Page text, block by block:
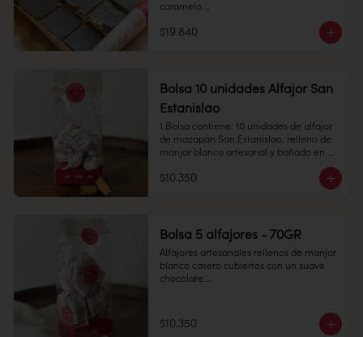
caramelo.
36 unidades
humedad.
$19.840
Bolsa 10 unidades Alfajor San
Estanislao
1 Bolsa contiene: 10 unidades de alfajor
de mazapán San Estanislao, relleno de
manjar blanco artesanal y bañado en
Conservación: Mantener sellado en un
Duración: 30 días.
$10.350
Bolsa 5 alfajores - 70GR
Alfajores artesanales rellenos de manjar
blanco casero cubiertos con un suave
chocolate.
Conservación: Mantener refrigeradas
entre 4°C y 10°C
$10.350